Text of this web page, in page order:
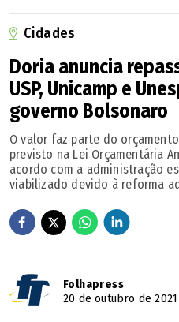
Cidades
Doria anuncia
USP, Unicamp e
governo Bolsonaro
O valor faz parte do
previsto na Lei Orçamentária
acordo com a administração
viabilizado devido à reforma
Folhapress
20 de outubro de